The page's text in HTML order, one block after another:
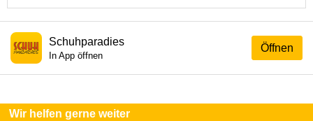
Öffnen
Schuhparadies
In App öffnen
Wir helfen gerne weiter